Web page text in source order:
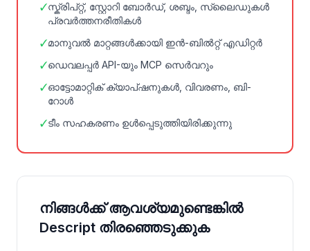
✓സ്ക്രിപ്റ്റ്, സ്റ്റോറി ബോർഡ്, ശബ്ദം, സ്ലൈഡുകൾ
പ്രവർത്തനരീതികൾ
✓മാനുവൽ മാറ്റങ്ങൾക്കായി ഇൻ-ബിൽറ്റ് എഡിറ്റർ
✓ഡെവലപ്പർ API-യും MCP സെർവറും
✓ഓട്ടോമാറ്റിക് ക്യാപ്ഷനുകൾ, വിവരണം, ബി-
റോൾ
✓ടീം സഹകരണം ഉൾപ്പെടുത്തിയിരിക്കുന്നു
നിങ്ങൾക്ക് ആവശ്യമുണ്ടെങ്കിൽ
Descript തിരഞ്ഞെടുക്കുക